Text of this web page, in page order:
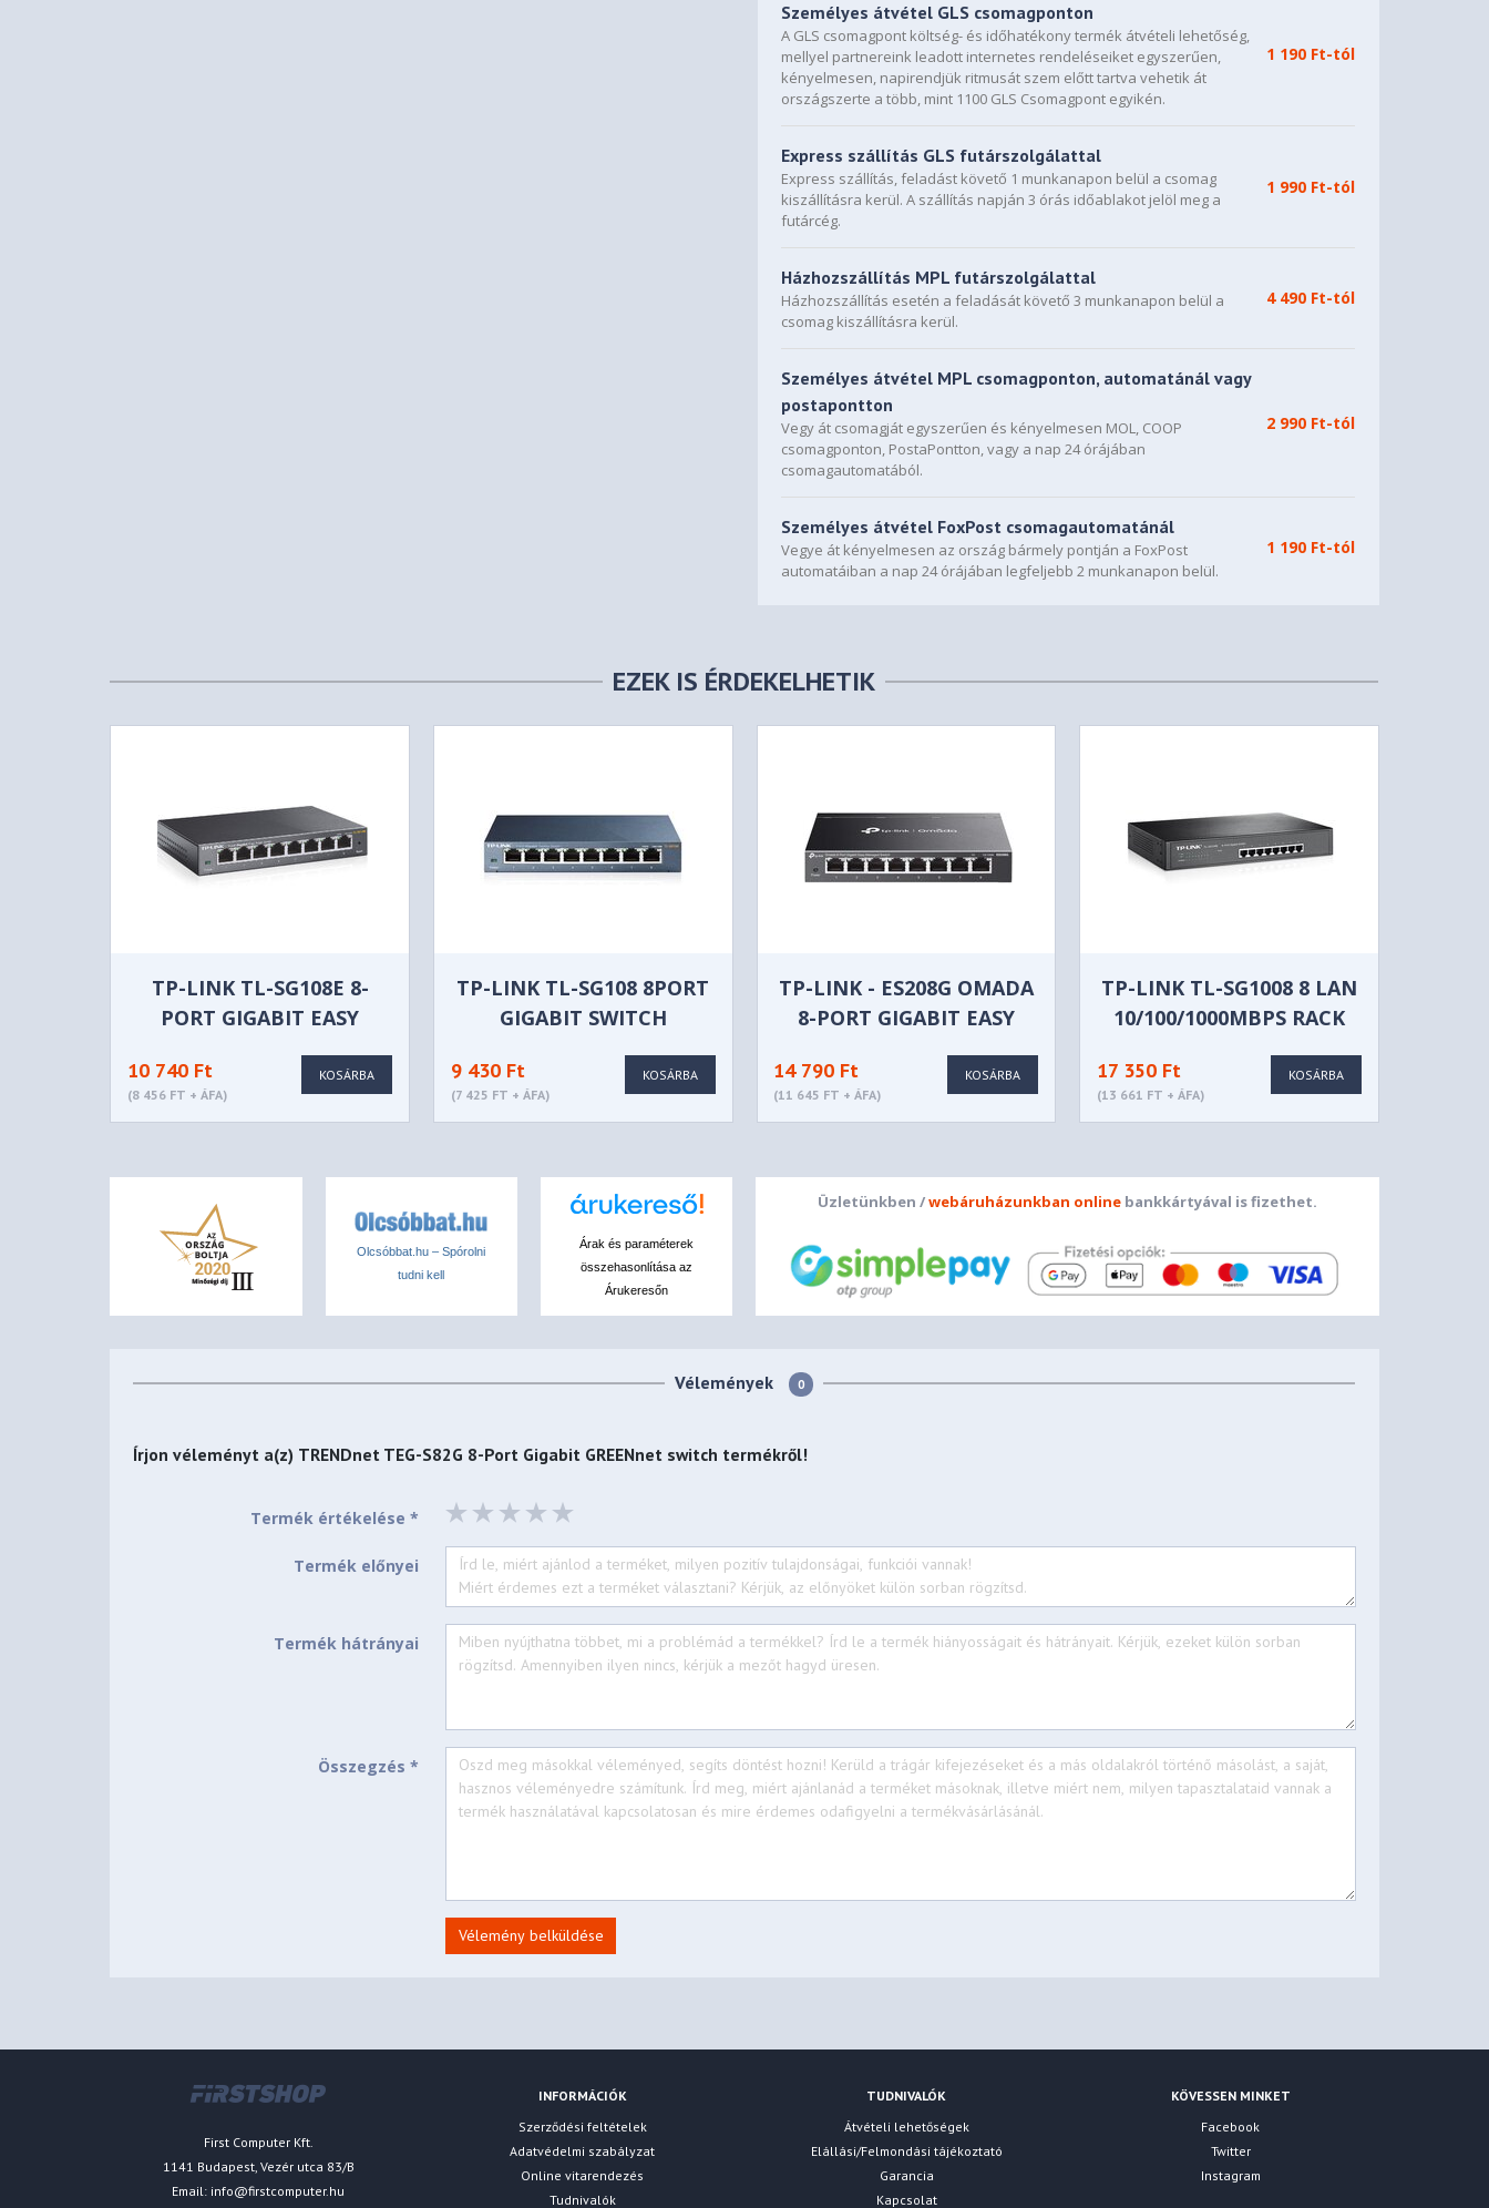
Személyes átvétel GLS csomagponton
A GLS csomagpont költség- és időhatékony termék átvételi lehetőség,
mellyel partnereink leadott internetes rendeléseiket egyszerűen,
kényelmesen, napirendjük ritmusát szem előtt tartva vehetik át
országszerte a több, mint 1100 GLS Csomagpont egyikén.
1 190 Ft-tól
Express szállítás GLS futárszolgálattal
Express szállítás, feladást követő 1 munkanapon belül a csomag
kiszállításra kerül. A szállítás napján 3 órás időablakot jelöl meg a
futárcég.
1 990 Ft-tól
Házhozszállítás MPL futárszolgálattal
Házhozszállítás esetén a feladását követő 3 munkanapon belül a
csomag kiszállításra kerül.
4 490 Ft-tól
Személyes átvétel MPL csomagponton, automatánál vagy
postapontton
Vegy át csomagját egyszerűen és kényelmesen MOL, COOP
csomagponton, PostaPontton, vagy a nap 24 órájában
csomagautomatából.
2 990 Ft-tól
Személyes átvétel FoxPost csomagautomatánál
Vegye át kényelmesen az ország bármely pontján a FoxPost
automatáiban a nap 24 órájában legfeljebb 2 munkanapon belül.
1 190 Ft-tól
EZEK IS ÉRDEKELHETIK
TP-LINK TL-SG108E 8-
PORT GIGABIT EASY
10 740 Ft
(8 456 FT + ÁFA)
KOSÁRBA
TP-LINK TL-SG108 8PORT
GIGABIT SWITCH
9 430 Ft
(7 425 FT + ÁFA)
KOSÁRBA
TP-LINK - ES208G OMADA
8-PORT GIGABIT EASY
14 790 Ft
(11 645 FT + ÁFA)
KOSÁRBA
TP-LINK TL-SG1008 8 LAN
10/100/1000MBPS RACK
17 350 Ft
(13 661 FT + ÁFA)
KOSÁRBA
Olcsóbbat.hu – Spórolni
tudni kell
Árak és paraméterek
összehasonlítása az
Árukeresőn
Üzletünkben /webáruházunkban online bankkártyával is fizethet.
Vélemények 0
Írjon véleményt a(z) TRENDnet TEG-S82G 8-Port Gigabit GREENnet switch termékről!
Termék értékelése *
Termék előnyei
Termék hátrányai
Összegzés *
Vélemény belküldése
First Computer Kft.
1141 Budapest, Vezér utca 83/B
Email: info@firstcomputer.hu
INFORMÁCIÓK
Szerződési feltételek
Adatvédelmi szabályzat
Online vitarendezés
Tudnivalók
TUDNIVALÓK
Átvételi lehetőségek
Elállási/Felmondási tájékoztató
Garancia
Kapcsolat
KÖVESSEN MINKET
Facebook
Twitter
Instagram